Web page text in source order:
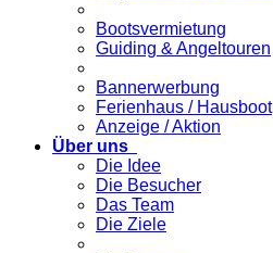
Bootsvermietung
Guiding & Angeltouren
Bannerwerbung
Ferienhaus / Hausboot
Anzeige / Aktion
Über uns
Die Idee
Die Besucher
Das Team
Die Ziele